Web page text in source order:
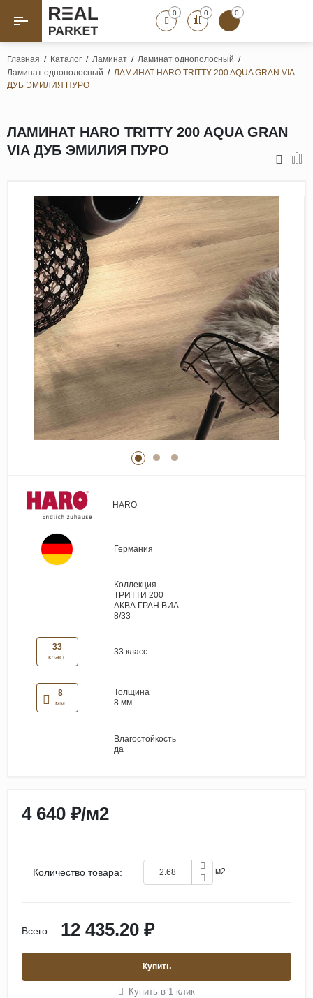
Назад
Паркет «Елка»
Назад
Штучный паркет
Художественный паркет
Паркетная доска
Полы для ванных комнат
Террасная доска
Пробковые покрытия
Ламинат
Виниловые покрытия
Стеновые панели
Лепнина
Клеевая продукция
Паркетные лаки и масла
Плинтус
Сопутствующие материалы
0 0 0
Главная / Каталог / Ламинат / Ламинат однополосный /
Ламинат однополосный / ЛАМИНАТ HARO TRITTY 200 AQUA GRAN VIA
ДУБ ЭМИЛИЯ ПУРО
ЛАМИНАТ HARO TRITTY 200 AQUA GRAN
VIA ДУБ ЭМИЛИЯ ПУРО
HARO
Германия
Коллекция
ТРИТТИ 200
АКВА ГРАН ВИА
8/33
33
класс
33 класс
8
мм
Толщина
8 мм
Влагостойкость
да
4 640 ₽/м2
Количество товара: м2
Всего: 12 435.20 ₽
Купить
Купить в 1 клик